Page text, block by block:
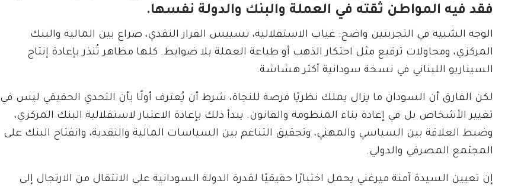
فقد فيه المواطن ثقته في العملة والبنك والدولة نفسها.
الوجه الشبيه في التجربتين واضح: غياب الاستقلالية، تسييس القرار النقدي، صراع بين المالية والبنك
المركزي، ومحاولات ترقيع مثل احتكار الذهب أو طباعة العملة بلا ضوابط. كلها مظاهر تُنذر بإعادة إنتاج
السيناريو اللبناني في نسخة سودانية أكثر هشاشة.
لكن الفارق أن السودان ما يزال يملك نظريًا فرصة للنجاة، شرط أن يُعترف أولًا بأن التحدي الحقيقي ليس في
تغيير الأشخاص بل في إعادة بناء المنظومة والقانون. يبدأ ذلك بإعادة الاعتبار لاستقلالية البنك المركزي،
وضبط العلاقة بين السياسي والمهني، وتحقيق التناغم بين السياسات المالية والنقدية، وانفتاح البنك على
المجتمع المصرفي والدولي.
إن تعيين السيدة آمنة ميرغني يحمل اختبارًا حقيقيًا لقدرة الدولة السودانية على الانتقال من الارتجال إلى